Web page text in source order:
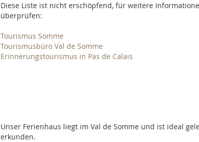
Diese Liste ist nicht erschöpfend, für weitere
überprüfen:
Tourismus Somme
Tourismusbüro Val de Somme
Erinnerungstourismus in Pas de Calais
Unser Ferienhaus liegt im Val de Somme und ist ideal
erkunden.